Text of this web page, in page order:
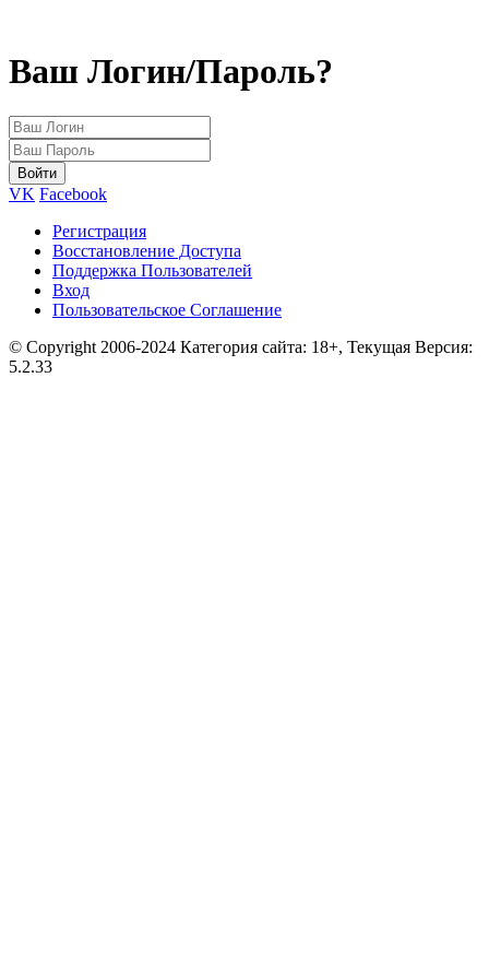
Ваш Логин/Пароль?
VK Facebook
Регистрация
Восстановление Доступа
Поддержка Пользователей
Вход
Пользовательское Соглашение
© Copyright 2006-2024 Категория сайта: 18+, Текущая Версия:
5.2.33